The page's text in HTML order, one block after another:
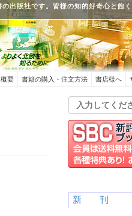
出版社です。皆様の知的好奇心と飽
要 書籍の購入・注文方法 書店様へ
新 刊